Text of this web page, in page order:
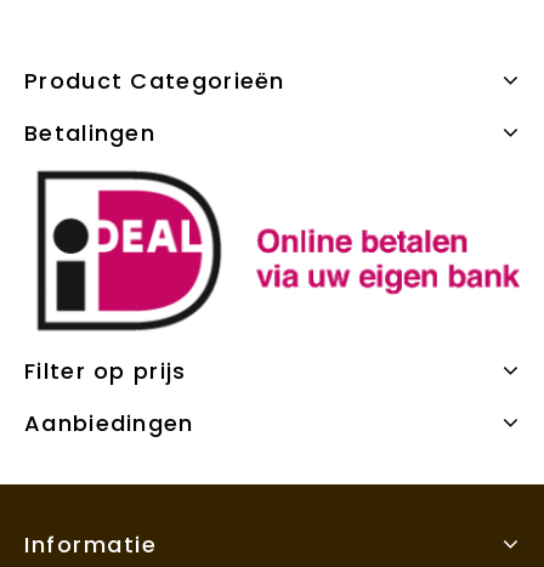
Product Categorieën
Betalingen
Filter op prijs
Aanbiedingen
Informatie